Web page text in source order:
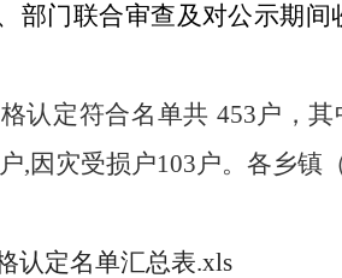
部门联合审查及对公示期
认定符合名单共 453户，其
户,因灾受损户103户。 各乡镇
认定名单汇总表.xls